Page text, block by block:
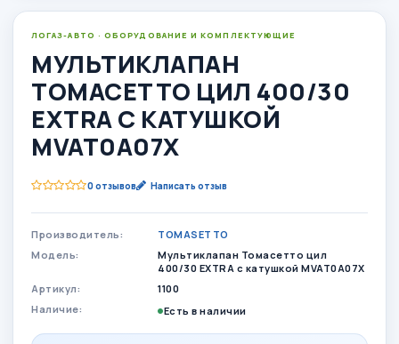
ЛОГАЗ-АВТО · ОБОРУДОВАНИЕ И КОМПЛЕКТУЮЩИЕ
МУЛЬТИКЛАПАН
ТОМАСЕТТО ЦИЛ 400/30
EXTRA С КАТУШКОЙ
MVAT0A07X
0 отзывов Написать отзыв
Производитель:
TOMASETTO
Модель:
Мультиклапан Томасетто цил
400/30 EXTRA с катушкой MVAT0A07X
Артикул:
1100
Наличие:
Есть в наличии